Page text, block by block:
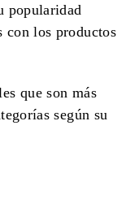
popularidad
con los productos
que son más
según su